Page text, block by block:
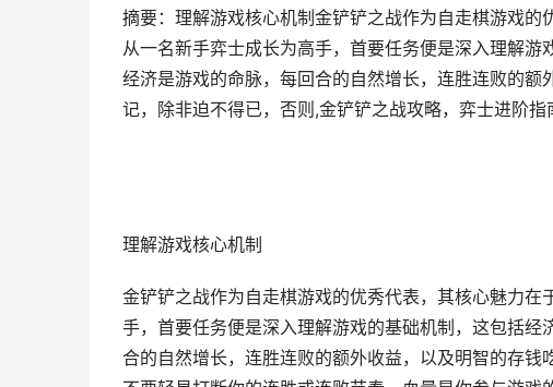
摘要：理解游戏核心机制金铲铲之战作为自走棋游戏
从一名新手弈士成长为高手，首要任务便是深入理解游
经济是游戏的命脉，每回合的自然增长，连胜连败的
记，除非迫不得已，否则,金铲铲之战攻略，弈士进阶
理解游戏核心机制
金铲铲之战作为自走棋游戏的优秀代表，其核心魅力
手，首要任务便是深入理解游戏的基础机制，这包括
合的自然增长，连胜连败的额外收益，以及明智的存